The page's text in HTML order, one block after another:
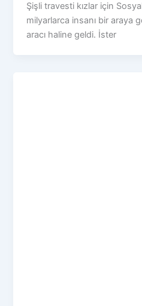
Şişli travesti kızlar için
milyarlarca insanı bir araya
aracı haline geldi. İster